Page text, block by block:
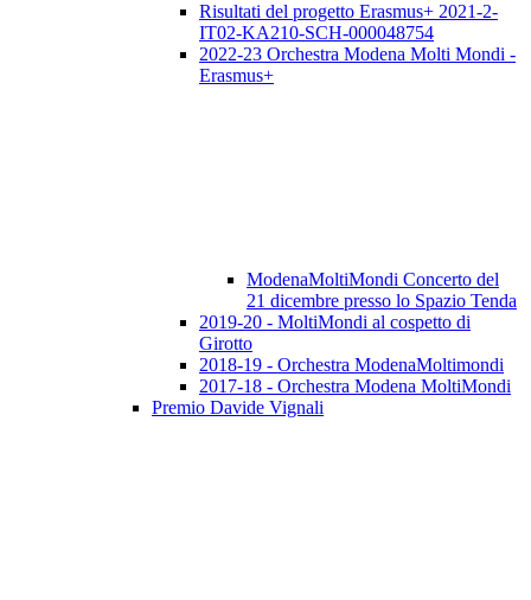
Risultati del progetto Erasmus+ 2021-2-
IT02-KA210-SCH-000048754
2022-23 Orchestra Modena Molti Mondi -
Erasmus+
ModenaMoltiMondi Concerto del
21 dicembre presso lo Spazio Tenda
2019-20 - MoltiMondi al cospetto di
Girotto
2018-19 - Orchestra ModenaMoltimondi
2017-18 - Orchestra Modena MoltiMondi
Premio Davide Vignali